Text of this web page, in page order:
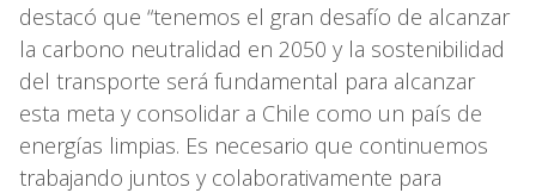
destacó que “tenemos el gran desafío de alcanzar
la carbono neutralidad en 2050 y la sostenibilidad
del transporte será fundamental para alcanzar
esta meta y consolidar a Chile como un país de
energías limpias. Es necesario que continuemos
trabajando juntos y colaborativamente para